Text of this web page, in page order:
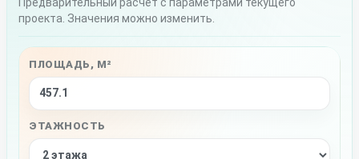
проекта. Значения можно изменить.
ПЛОЩАДЬ, М²
ЭТАЖНОСТЬ